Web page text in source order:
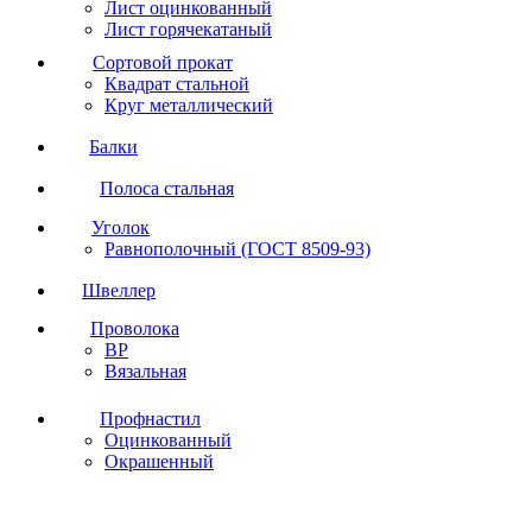
Лист оцинкованный
Лист горячекатаный
Сортовой прокат
Квадрат стальной
Круг металлический
Балки
Полоса стальная
Уголок
Равнополочный (ГОСТ 8509-93)
Швеллер
Проволока
ВР
Вязальная
Профнастил
Оцинкованный
Окрашенный